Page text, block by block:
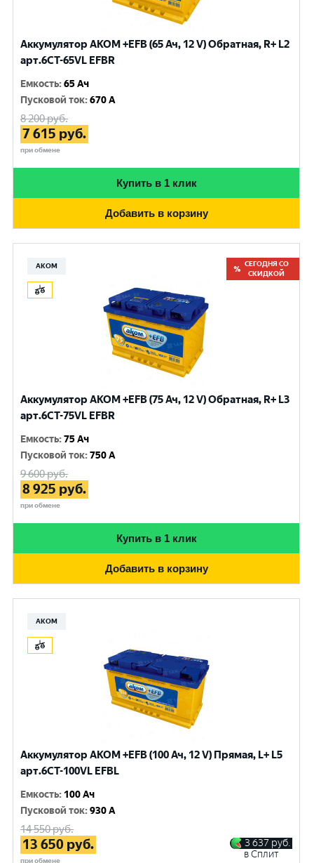
Аккумулятор AKOM +EFB (65 Ач, 12 V) Обратная, R+ L2
арт.6CT-65VL EFBR
Емкость:65 Ач
Пусковой ток:670 A
8 200руб.
7 615 руб.
при обмене
Купить в 1 клик
Добавить в корзину
АКОМ
СЕГОДНЯ СО
СКИДКОЙ
Аккумулятор AKOM +EFB (75 Ач, 12 V) Обратная, R+ L3
арт.6СТ-75VL EFBR
Емкость:75 Ач
Пусковой ток:750 A
9 600руб.
8 925 руб.
при обмене
Купить в 1 клик
Добавить в корзину
АКОМ
Аккумулятор AKOM +EFB (100 Ач, 12 V) Прямая, L+ L5
арт.6СТ-100VL EFBL
Емкость: 100 Ач
Пусковой ток:930 A
14 550руб.
13 650 руб.
при обмене
3 637 руб.
в Сплит